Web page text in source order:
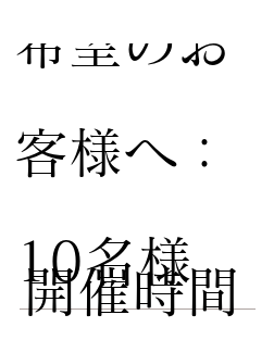
希望のお
客様へ：
10名様
​開催時間